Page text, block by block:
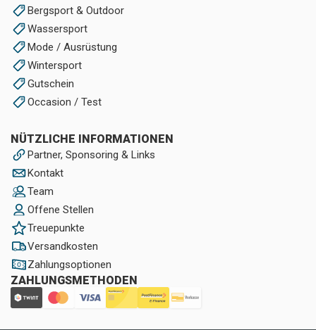
Bergsport & Outdoor
Wassersport
Mode / Ausrüstung
Wintersport
Gutschein
Occasion / Test
NÜTZLICHE INFORMATIONEN
Partner, Sponsoring & Links
Kontakt
Team
Offene Stellen
Treuepunkte
Versandkosten
Zahlungsoptionen
ZAHLUNGSMETHODEN